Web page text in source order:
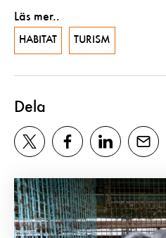
Läs mer..
HABITAT TURISM
Dela